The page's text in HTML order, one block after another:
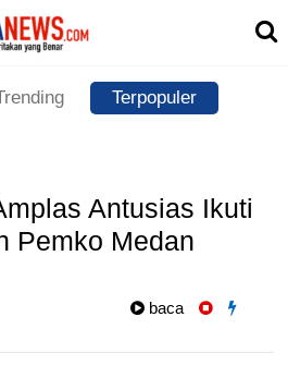
Terpopuler
Antusias Ikuti
Pemko Medan
baca